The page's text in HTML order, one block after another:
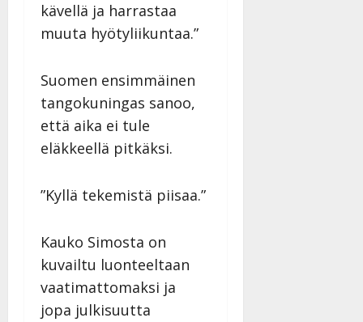
kävellä ja harrastaa
muuta hyötyliikuntaa.”
Suomen ensimmäinen
tangokuningas sanoo,
että aika ei tule
eläkkeellä pitkäksi.
”Kyllä tekemistä piisaa.”
Kauko Simosta on
kuvailtu luonteeltaan
vaatimattomaksi ja
jopa julkisuutta